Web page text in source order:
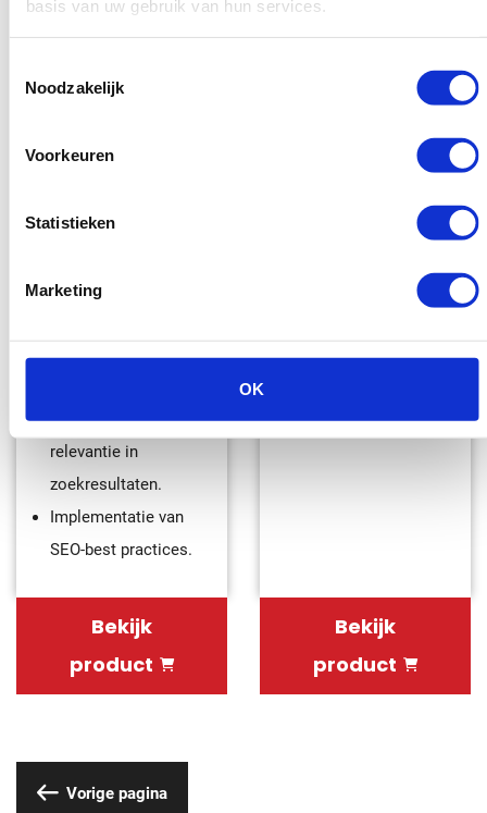
basis van uw gebruik van hun services.
Noodzakelijk
Voorkeuren
Statistieken
Marketing
OK
Elke pagina wordt
geanalyseerd om H1-
meta-descriptions
stemmen.
aanpassingen per
SEO-prestatie en
relevantie in
zoekresultaten.
Implementatie van
SEO-best practices.
Bekijk
product
€1
bestaande backlink
gewenste ankertekst
van je huidige SEO-
Bekijk
product
Vorige pagina